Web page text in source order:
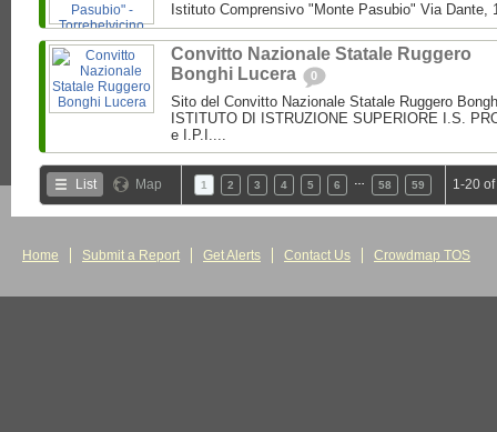
Istituto Comprensivo "Monte Pasubio" Via Dante,
Convitto Nazionale Statale Ruggero
Bonghi Lucera
0
Sito del Convitto Nazionale Statale Ruggero
ISTITUTO DI ISTRUZIONE SUPERIORE I.S.
e I.P.I....
List Map 1 2 3 4 5 6 58 59 1-20
Home Submit a Report Get Alerts Contact Us Crowdmap TOS